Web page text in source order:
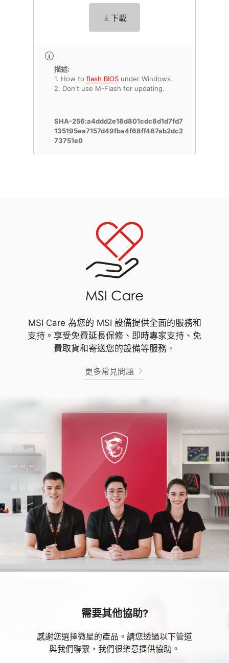
下載
描述:
1. How to flash BIOS under Windows.
2. Don't use M-Flash for updating.
SHA-256:a4ddd2e18d801cdc8d1d7fd7
135195ea7157d49fba4f68ff467ab2dc2
73751e0
MSI Care 為您的 MSI 設備提供全面的服務和
支持。享受免費延長保修、即時專家支持、免
費取貨和寄送您的設備等服務。
更多常見問題
需要其他協助?
感謝您選擇微星的產品。請您透過以下管道
與我們聯繫，我們很樂意提供協助。